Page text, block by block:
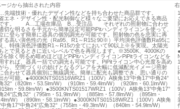
ジから抽出された内容
先端技術・優れたデザイン性などを持ち合わせた商品群です。
エネ・デザイン性・配光制御など様々なご要望にお応えできる商品
す。 A…工場在庫品 B…受注品 それぞれの照射物に合わせ
切な明るさを手元から簡単設定可能PiPitハンディライコンを使って、
に登らず簡単に器具の個別調光が可能です。照射物の色を忠実に再
る高い演色性の光（Ra95、R1～R15≧90※）平均演色評価数Ra95に
、特殊演色評価数R1～R15の全てにおいて90以上※を実現。太陽光
とで見るときに近いレベルで色を再現します。※3500K、4000Kの
を除く明るめ暗めほどほどPiPitハンディライコンPiPitライコンなどを
すれば、器具一括での調光も可能です。PiPitライコン中心光度を高め
ら、空間づくりの妨げとなるグレアを大幅に低減配光イメージ照射
合わせて器具個別に無線調光。簡単に配光も調整でき、思い通りの
が可能。●4000KNTS01516WRZ1（100V）A狭角13°中角17°中角24°
32°（820lm・53.5lm/W）（910lm・59.4lm/W）（920lm・60.1lm/W）
915lm・59.8lm/W）●3500KNTS01517WRZ1（100V）A狭角13°中角17°
24°広角32°（795lm・51.9lm/W）（885lm・57.8lm/W）（895lm・
W）（890lm・58.1lm/W）●3000KNTS01518WRZ1（100V）A狭角
中角17°中角24°広角32°（755lm・49.3lm/W）（840lm・54.9lm/W）